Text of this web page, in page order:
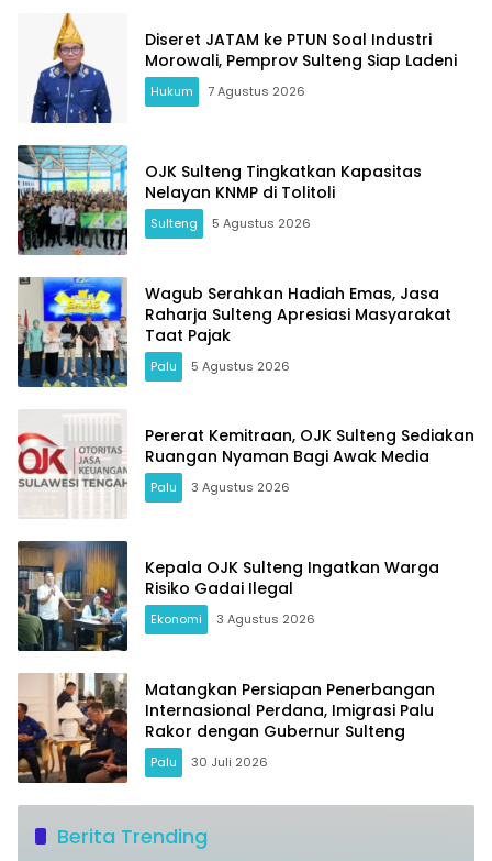
Diseret JATAM ke PTUN Soal Industri
Morowali, Pemprov Sulteng Siap Ladeni
Hukum 7 Agustus 2026
OJK Sulteng Tingkatkan Kapasitas
Nelayan KNMP di Tolitoli
Sulteng 5 Agustus 2026
Wagub Serahkan Hadiah Emas, Jasa
Raharja Sulteng Apresiasi Masyarakat
Taat Pajak
Palu 5 Agustus 2026
Pererat Kemitraan, OJK Sulteng Sediakan
Ruangan Nyaman Bagi Awak Media
Palu 3 Agustus 2026
Kepala OJK Sulteng Ingatkan Warga
Risiko Gadai Ilegal
Ekonomi 3 Agustus 2026
Matangkan Persiapan Penerbangan
Internasional Perdana, Imigrasi Palu
Rakor dengan Gubernur Sulteng
Palu 30 Juli 2026
Berita Trending